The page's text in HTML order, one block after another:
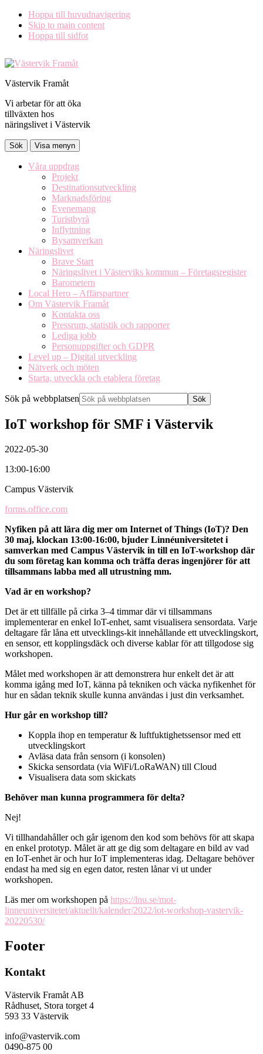
Hoppa till huvudnavigering
Skip to main content
Hoppa till sidfot
Västervik Framåt
Vi arbetar för att öka
tillväxten hos
näringslivet i Västervik
Sök Visa menyn
Våra uppdrag
Projekt
Destinationsutveckling
Marknadsföring
Evenemang
Turistbyrå
Inflyttning
Bysamverkan
Näringslivet
Brave Start
Näringslivet i Västerviks kommun – Företagsregister
Barometern
Local Hero – Affärspartner
Om Västervik Framåt
Kontakta oss
Pressrum, statistik och rapporter
Lediga jobb
Personuppgifter och GDPR
Level up – Digital utveckling
Nätverk och möten
Starta, utveckla och etablera företag
Sök på webbplatsen
IoT workshop för SMF i Västervik
2022-05-30
13:00-16:00
Campus Västervik
forms.office.com
Nyfiken på att lära dig mer om Internet of Things (IoT)? Den
30 maj, klockan 13:00-16:00, bjuder Linnéuniversitetet i
samverkan med Campus Västervik in till en IoT-workshop där
du som företag kan komma och träffa deras ingenjörer för att
tillsammans labba med all utrustning mm.
Vad är en workshop?
Det är ett tillfälle på cirka 3–4 timmar där vi tillsammans
implementerar en enkel IoT-enhet, samt visualisera sensordata. Varje
deltagare får låna ett utvecklings-kit innehållande ett utvecklingskort,
en sensor, ett kopplingsdäck och diverse kablar för att tillgodose sig
workshopen.
Målet med workshopen är att demonstrera hur enkelt det är att
komma igång med IoT, känna på tekniken och väcka nyfikenhet för
hur en sådan teknik skulle kunna användas i just din verksamhet.
Hur går en workshop till?
Koppla ihop en temperatur & luftfuktighetssensor med ett
utvecklingskort
Avläsa data från sensorn (i konsolen)
Skicka sensordata (via WiFi/LoRaWAN) till Cloud
Visualisera data som skickats
Behöver man kunna programmera för delta?
Nej!
Vi tillhandahåller och går igenom den kod som behövs för att skapa
en enkel prototyp. Målet är att ge dig som deltagare en bild av vad
en IoT-enhet är och hur IoT implementeras idag. Deltagare behöver
endast ha med sig en egen dator, resten lånar vi ut under
workshopen.
Läs mer om workshopen på https://lnu.se/mot-
linneuniversitetet/aktuellt/kalender/2022/iot-workshop-vastervik-
20220530/
Footer
Kontakt
Västervik Framåt AB
Rådhuset, Stora torget 4
593 33 Västervik
info@vastervik.com
0490-875 00